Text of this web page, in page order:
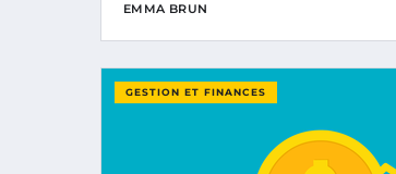
EMMA BRUN
GESTION ET FINANCES